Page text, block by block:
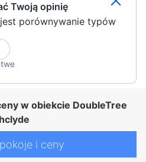
Twoją opinię
porównywanie typów
w obiekcie DoubleTree
i ceny